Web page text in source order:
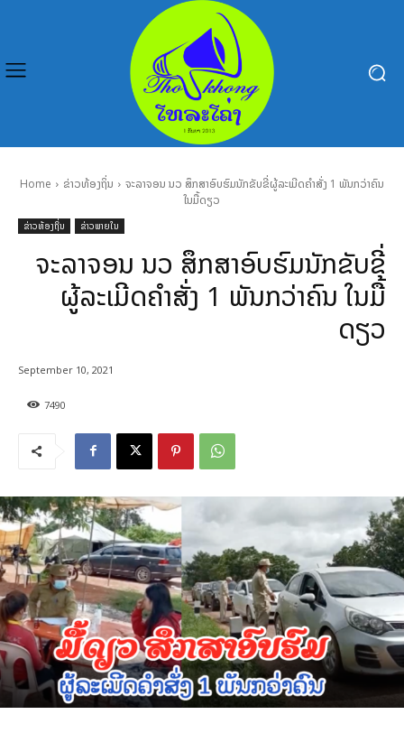
Home ຂ່າວທ້ອງຖິ່ນ
ຈະລາຈອນ ນວ ສຶກສາອົບຮົມນັກຂັບຂີ່ຜູ້ລະເມີດຄໍາສັ່ງ 1 ພັນກວ່າຄົນ
ໃນມື້ດຽວ
ຂ່າວທ້ອງຖິ່ນ ຂ່າວພາຍໃນ
ຈະລາຈອນ ນວ ສຶກສາອົບຮົມນັກຂັບຂີ່
ຜູ້ລະເມີດຄໍາສັ່ງ 1 ພັນກວ່າຄົນ ໃນມື້
ດຽວ
7490
September 10, 2021